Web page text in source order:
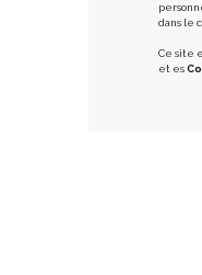
dans le
Ce site
et es